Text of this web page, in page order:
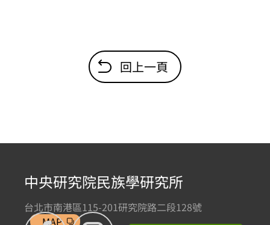
回上一頁
中央研究院民族學研究所
台北市南港區115-201研究院路二段128號
MAP